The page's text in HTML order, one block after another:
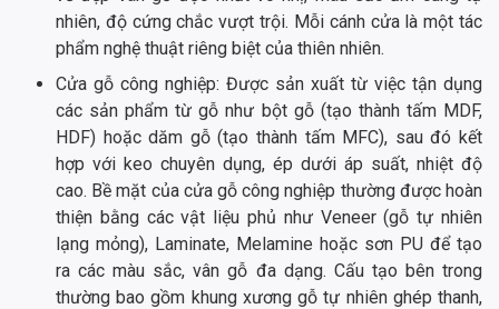
nhiên, độ cứng chắc vượt trội. Mỗi cánh cửa là một tác
phẩm nghệ thuật riêng biệt của thiên nhiên.
Cửa gỗ công nghiệp: Được sản xuất từ việc tận dụng
các sản phẩm từ gỗ như bột gỗ (tạo thành tấm MDF,
HDF) hoặc dăm gỗ (tạo thành tấm MFC), sau đó kết
hợp với keo chuyên dụng, ép dưới áp suất, nhiệt độ
cao. Bề mặt của cửa gỗ công nghiệp thường được hoàn
thiện bằng các vật liệu phủ như Veneer (gỗ tự nhiên
lạng mỏng), Laminate, Melamine hoặc sơn PU để tạo
ra các màu sắc, vân gỗ đa dạng. Cấu tạo bên trong
thường bao gồm khung xương gỗ tự nhiên ghép thanh,